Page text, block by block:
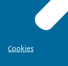
Cookies